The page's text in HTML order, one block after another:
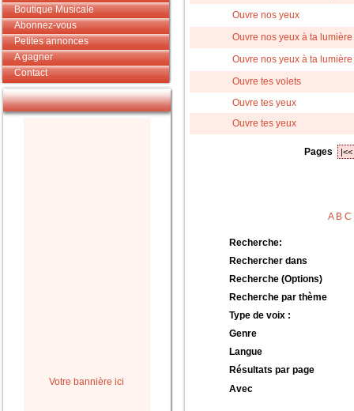
Boutique Musicale
Abonnez-vous
Petites annonces
A gagner
Contact
Votre bannière ici
Ouvre nos yeux
Ouvre nos yeux à ta lumière
Ouvre nos yeux à ta lumière
Ouvre tes volets
Ouvre tes yeux
Ouvre tes yeux
Pages |<<
A B C
Recherche:
Rechercher dans
Recherche (Options)
Recherche par thème
Type de voix :
Genre
Langue
Résultats par page
Avec